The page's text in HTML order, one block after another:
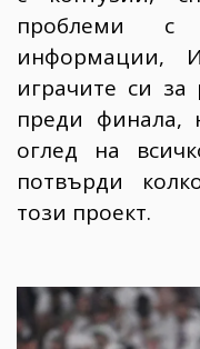
проблеми с
информации,
играчите си
преди финала,
оглед на
потвърди
този проект.